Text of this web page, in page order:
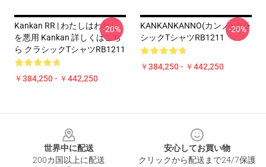
Kankan RR | わたしはわたし
を悪用 Kankan 詳しくはこち
ら クラシックTシャツRB1211
￥384,250 - ￥442,250
-20%
KANKANKANNO(カンノ) クラ
シックTシャツRB1211
￥384,250 - ￥442,250
-20%
世界中に配送
200カ国以上に配送
安心してお買い物
クリックから配送まで24/7保護